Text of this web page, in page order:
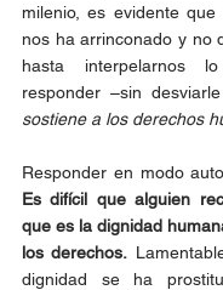
milenio, es evidente
nos ha arrinconado y no
hasta interpelarnos
responder –sin
sostiene a los derechos
Es difícil que alguien
que es la dignidad
los derechos.
dignidad se ha